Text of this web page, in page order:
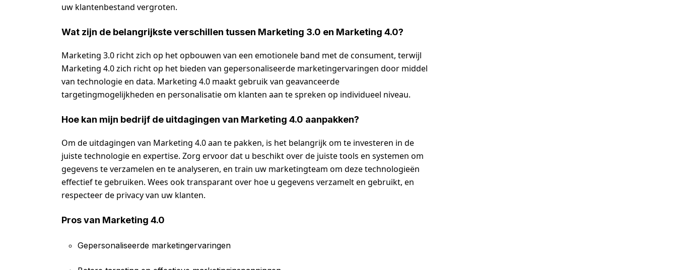
uw klantenbestand vergroten.
Wat zijn de belangrijkste verschillen tussen Marketing 3.0 en Marketing 4.0?
Marketing 3.0 richt zich op het opbouwen van een emotionele band met de consument, terwijl
Marketing 4.0 zich richt op het bieden van gepersonaliseerde marketingervaringen door middel
van technologie en data. Marketing 4.0 maakt gebruik van geavanceerde
targetingmogelijkheden en personalisatie om klanten aan te spreken op individueel niveau.
Hoe kan mijn bedrijf de uitdagingen van Marketing 4.0 aanpakken?
Om de uitdagingen van Marketing 4.0 aan te pakken, is het belangrijk om te investeren in de
juiste technologie en expertise. Zorg ervoor dat u beschikt over de juiste tools en systemen om
gegevens te verzamelen en te analyseren, en train uw marketingteam om deze technologieën
effectief te gebruiken. Wees ook transparant over hoe u gegevens verzamelt en gebruikt, en
respecteer de privacy van uw klanten.
Pros van Marketing 4.0
Gepersonaliseerde marketingervaringen